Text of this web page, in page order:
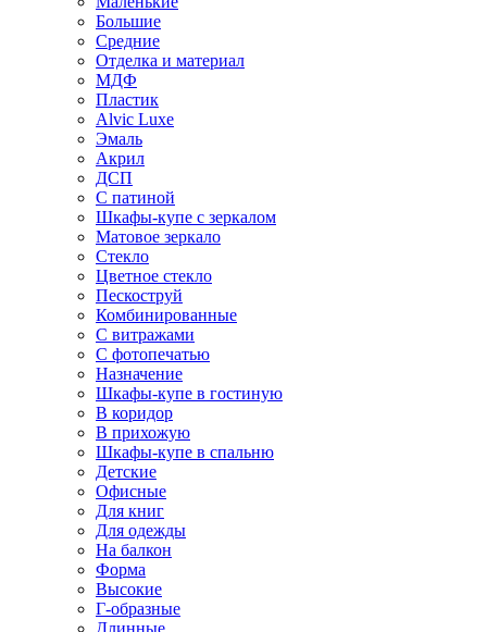
Большие
Средние
Отделка и материал
МДФ
Пластик
Alvic Luxe
Эмаль
Акрил
ДСП
С патиной
Шкафы-купе с зеркалом
Матовое зеркало
Стекло
Цветное стекло
Пескоструй
Комбинированные
С витражами
С фотопечатью
Назначение
Шкафы-купе в гостиную
В коридор
В прихожую
Шкафы-купе в спальню
Детские
Офисные
Для книг
Для одежды
На балкон
Форма
Высокие
Г-образные
Длинные